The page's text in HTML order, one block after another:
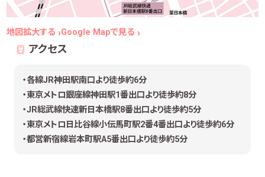
地図拡大する Google Mapで見る
アクセス
・各線JR神田駅南口より徒歩約6分
・東京メトロ銀座線神田駅1番出口より徒歩約8分
・JR総武線快速新日本橋駅8番出口より徒歩約5分
・東京メトロ日比谷線小伝馬町駅2番4番出口より徒歩約6分
・都営新宿線岩本町駅A5番出口より徒歩約5分